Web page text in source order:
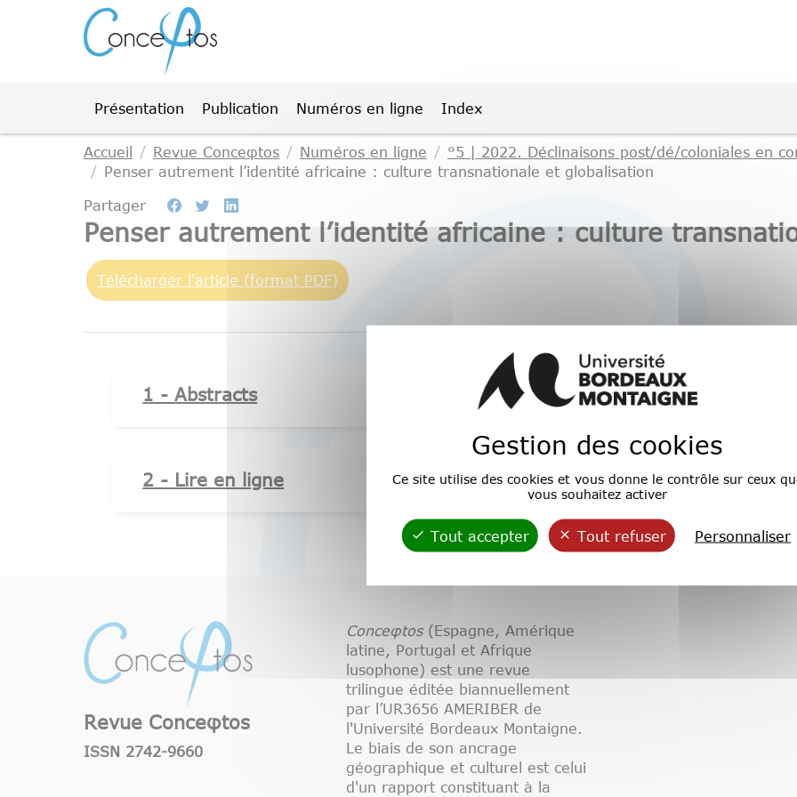
Présentation Publication Numéros en ligne Index
Accueil Revue Conceφtos Numéros en ligne
°5 | 2022. Déclinaisons post/dé/coloniales en
Penser autrement l’identité africaine : culture transnationale et globalisation
Partager
Penser autrement l’identité africaine : culture
Télécharger l'article (format PDF)
1 - Abstracts
2 - Lire en ligne
Revue Conceφtos
ISSN 2742-9660
Conceφtos(Espagne, Amérique
latine, Portugal et Afrique
lusophone) est une revue
trilingue éditée biannuellement
par l’UR3656 AMERIBER de
l'Université Bordeaux Montaigne.
Le biais de son ancrage
géographique et culturel est celui
d'un rapport constituant à la
Gestion des cookies
Gestion des cookies
Ce site utilise des cookies et vous donne le contrôle sur ceux
vous souhaitez activer
Tout accepter Tout refuser Personnaliser